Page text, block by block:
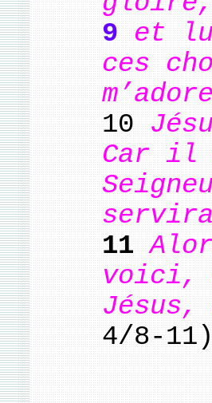
9 et
ces
10
Car il
11
voici,
4/8-